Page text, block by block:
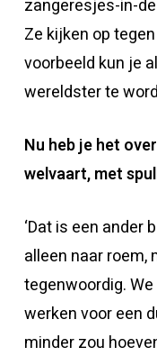
zangeresjes-in-
Ze kijken op
voorbeeld kun je
wereldster te
Nu heb je het
welvaart, met
‘Dat is een ander
alleen naar roem,
tegenwoordig.
werken voor een
minder zou